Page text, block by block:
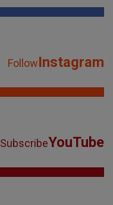
FollowInstagram
SubscribeYouTube